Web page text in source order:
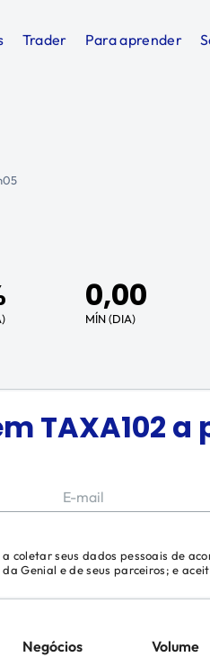
Trader Para aprender
0,00
MÍN (DIA)
TAXA102 a
E-mail
coletar seus dados pessoais de
Genial e de seus parceiros; e
Negócios Volume